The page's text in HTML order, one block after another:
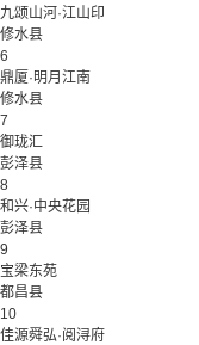
九颂山河·江山印
修水县
6
鼎厦·明月江南
修水县
7
御珑汇
彭泽县
8
和兴·中央花园
彭泽县
9
宝梁东苑
都昌县
10
佳源舜弘·阅浔府